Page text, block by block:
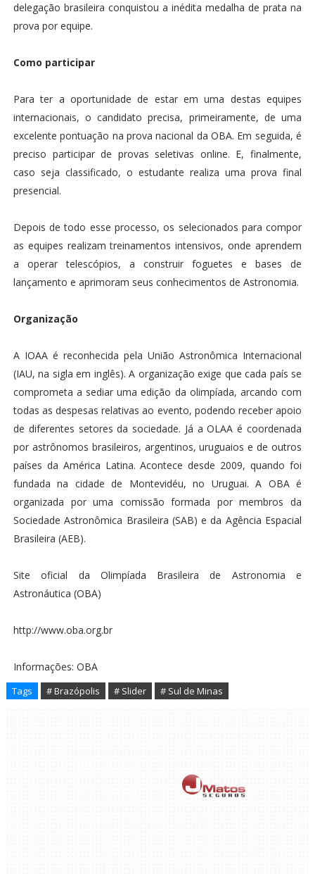
delegação brasileira conquistou a inédita medalha de prata na
prova por equipe.
Como participar
Para ter a oportunidade de estar em uma destas equipes
internacionais, o candidato precisa, primeiramente, de uma
excelente pontuação na prova nacional da OBA. Em seguida, é
preciso participar de provas seletivas online. E, finalmente,
caso seja classificado, o estudante realiza uma prova final
presencial.
Depois de todo esse processo, os selecionados para compor
as equipes realizam treinamentos intensivos, onde aprendem
a operar telescópios, a construir foguetes e bases de
lançamento e aprimoram seus conhecimentos de Astronomia.
Organização
A IOAA é reconhecida pela União Astronômica Internacional
(IAU, na sigla em inglês). A organização exige que cada país se
comprometa a sediar uma edição da olimpíada, arcando com
todas as despesas relativas ao evento, podendo receber apoio
de diferentes setores da sociedade. Já a OLAA é coordenada
por astrônomos brasileiros, argentinos, uruguaios e de outros
países da América Latina. Acontece desde 2009, quando foi
fundada na cidade de Montevidéu, no Uruguai. A OBA é
organizada por uma comissão formada por membros da
Sociedade Astronômica Brasileira (SAB) e da Agência Espacial
Brasileira (AEB).
Site oficial da Olimpíada Brasileira de Astronomia e
Astronáutica (OBA)
http://www.oba.org.br
Informações: OBA
Tags # Brazópolis # Slider # Sul de Minas